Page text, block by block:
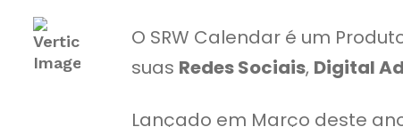
O SRW Calendar é um
suas Redes Sociais, Digital
Lançado em Março deste